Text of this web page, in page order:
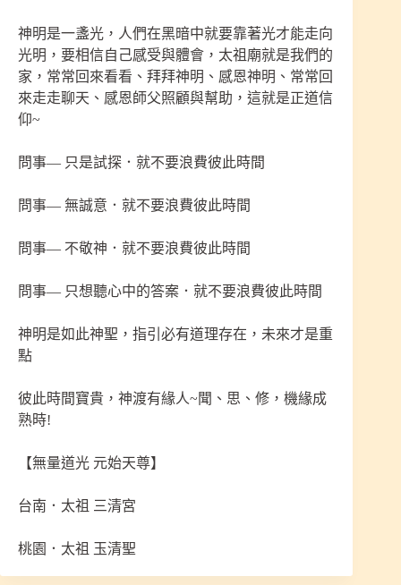
神明是一盞光，人們在黑暗中就要靠著光才能走向
光明，要相信自己感受與體會，太祖廟就是我們的
家，常常回來看看、拜拜神明、感恩神明、常常回
來走走聊天、感恩師父照顧與幫助，這就是正道信
仰~
問事— 只是試探．就不要浪費彼此時間
問事— 無誠意．就不要浪費彼此時間
問事— 不敬神．就不要浪費彼此時間
問事— 只想聽心中的答案．就不要浪費彼此時間
神明是如此神聖，指引必有道理存在，未來才是重
點
彼此時間寶貴，神渡有緣人~聞、思、修，機緣成
熟時!
【無量道光 元始天尊】
台南．太祖 三清宮
桃園．太祖 玉清聖